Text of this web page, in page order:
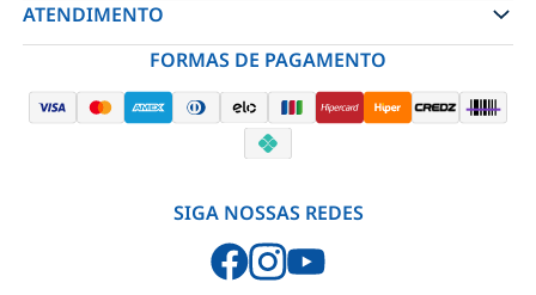
ATENDIMENTO
FORMAS DE PAGAMENTO
SIGA NOSSAS REDES